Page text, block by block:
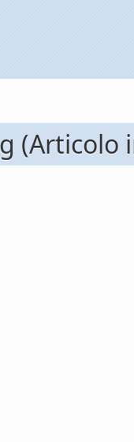
(Articolo